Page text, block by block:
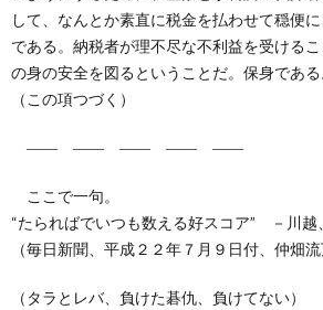
して、なんとか素直に税金を払わせて穏便
である。納税者が理不尽な不利益を受ける
の身の安全を図るということだ。保身である
（この項つづく）
―― ―― ―― ―― ――
ここで一句。
“たらればでいつも数える好スコア” －川越
（毎日新聞、平成２２年７月９日付、仲畑流
（タラとレバ、負けた碁仇、負けてない）